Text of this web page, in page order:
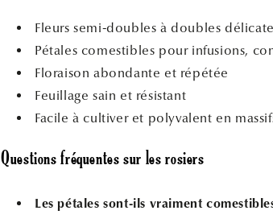
Fleurs semi-doubles à doubles
Pétales comestibles pour infusions,
Floraison abondante et répétée
Feuillage sain et résistant
Facile à cultiver et polyvalent en
Questions fréquentes sur les rosiers
Les pétales sont-ils vraiment